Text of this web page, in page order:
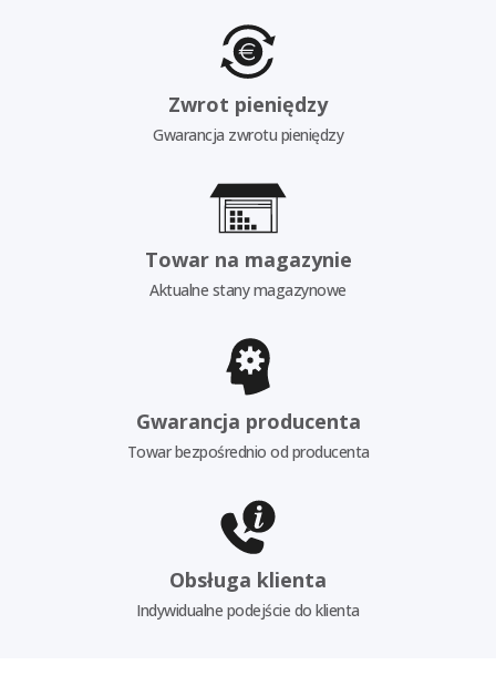
Zwrot pieniędzy
Gwarancja zwrotu pieniędzy
Towar na magazynie
Aktualne stany magazynowe
Gwarancja producenta
Towar bezpośrednio od producenta
Obsługa klienta
Indywidualne podejście do klienta